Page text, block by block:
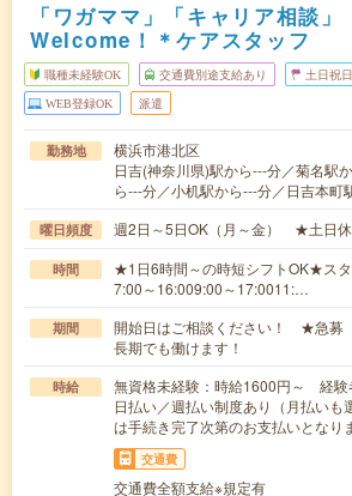
「ワガママ」「キャリア相談」
Welcome！＊ケアスタッフ
職種未経験OK 交通費別途支給あり 土日祝
WEB登録OK 派遣
勤務地
横浜市港北区
日吉(神奈川県)駅から---分／菊名駅
ら---分／小机駅から---分／日吉本町
曜日頻度 週2日～5日OK（月～金） ★土日
時間
★1日6時間～の時短シフトOK★スタ
7:00～16:009:00～17:0011:…
期間
開始日はご相談ください！ ★急募
長期でも働けます！
時給
無資格未経験：時給1600円～ 経
日払い／週払い制度あり（月払いも
は手続き完了次第のお支払いとなり
交通費
交通費全額支給※規定有